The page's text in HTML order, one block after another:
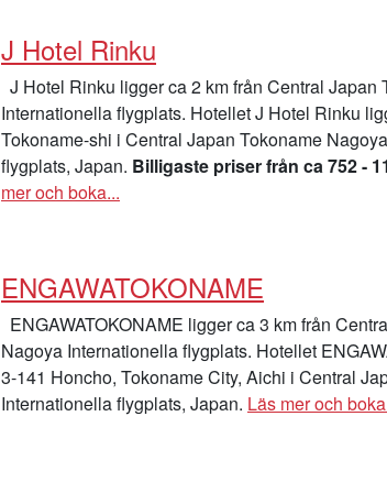
J Hotel Rinku
J Hotel Rinku ligger ca 2 km från Central Japan
Internationella flygplats. Hotellet J Hotel Rinku
Tokoname-shi i Central Japan Tokoname
flygplats, Japan. Billigaste priser från ca 752 -
mer och boka...
ENGAWATOKONAME
ENGAWATOKONAME ligger ca 3 km från
Nagoya Internationella flygplats. Hotellet
3-141 Honcho, Tokoname City, Aichi i Central
Internationella flygplats, Japan. Läs mer och